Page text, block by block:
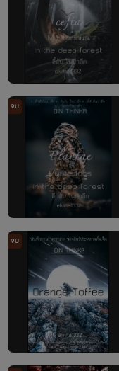
จบ
จบ